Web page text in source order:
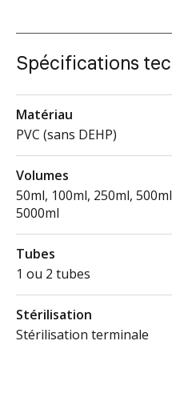
Spécifications
Matériau
PVC (sans DEHP)
Volumes
50ml, 100ml, 250ml,
5000ml
Tubes
1 ou 2 tubes
Stérilisation
Stérilisation terminale